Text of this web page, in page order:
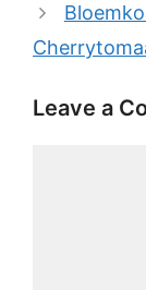
Leave a